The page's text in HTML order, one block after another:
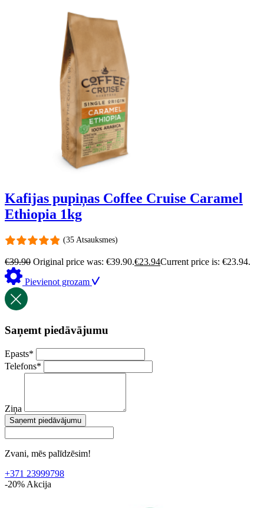
Kafijas pupiņas Coffee Cruise Caramel
Ethiopia 1kg
(35 Atsauksmes)
€39.90 Original price was: €39.90.€23.94Current price is: €23.94.
Pievienot grozam
Saņemt piedāvājumu
Epasts*
Telefons*
Ziņa
Saņemt piedāvājumu
Zvani, mēs palīdzēsim!
+371 23999798
-20% Akcija